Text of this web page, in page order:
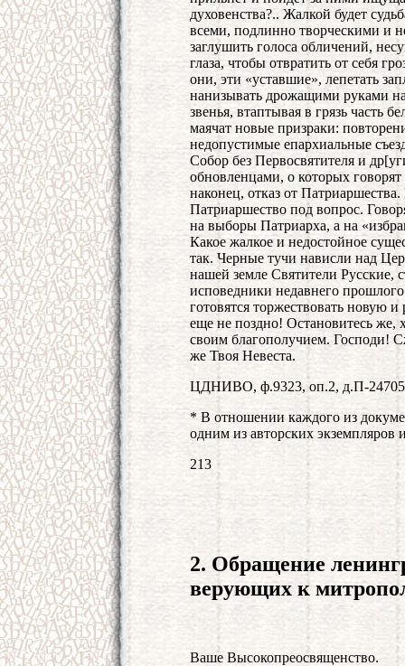
духовенства?.. Жалкой будет
всеми, подлинно творческими и
заглушить голоса обличений,
глаза, чтобы отвратить от себя
они, эти «уставшие», лепетать
нанизывать дрожащими руками
звенья, втаптывая в грязь часть
маячат новые призраки:
недопустимые епархиальные
Собор без Первосвятителя и
обновленцами, о которых
наконец, отказ от
Патриаршество под вопрос.
на выборы Патриарха, а на
Какое жалкое и недостойное
так. Черные тучи нависли над
нашей земле Святители Русские,
исповедники недавнего
готовятся торжествовать новую
еще не поздно! Остановитесь
своим благополучием. Господи!
же Твоя Невеста.
ЦДНИВО, ф.9323, оп.2, д.П-24705,
* В отношении каждого из
одним из авторских экземпляров
213
2. Обращение
верующих к
Ваше Высокопреосвященство.